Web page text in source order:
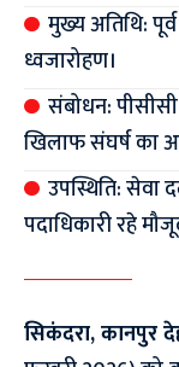
मुख्य अतिथि:
ध्वजारोहण।
संबोधन:
खिलाफ संघर्ष का
उपस्थिति: सेवा
पदाधिकारी रहे
सिकंदरा, कानपुर